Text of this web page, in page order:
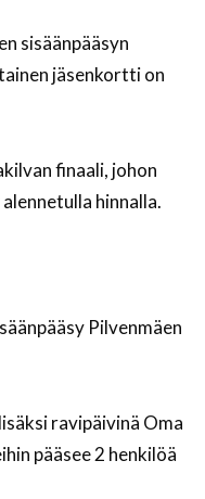
sisäänpääsyn
jäsenkortti on
finaali, johon
hinnalla.
Pilvenmäen
ravipäivinä Oma
pääsee 2 henkilöä